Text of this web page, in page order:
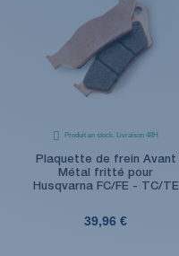
Produit en stock. Livraison 48H
Plaquette de frein Avant
Métal fritté pour
Husqvarna FC/FE - TC/TE
39,96 €